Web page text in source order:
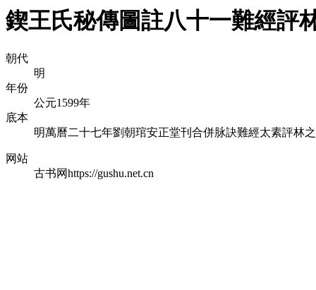
鍥王氏秘傳圖註八十一難經評
朝代
明
年份
公元1599年
底本
明萬曆二十七年劉朝琯安正堂刊合併脉訣難經太素評林
网站
古书网https://gushu.net.cn